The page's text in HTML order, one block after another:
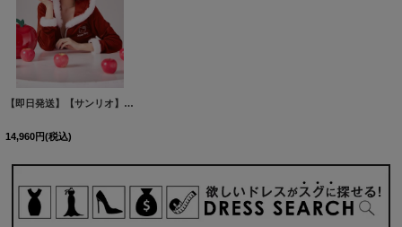
【即日発送】【サンリオ】ハローキティ3wayセットアップルームウェア【4点セット】【S-L/1カラー】[HC02]
14,960円(税込)